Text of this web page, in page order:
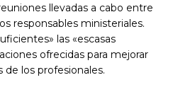
llevadas a cabo entre
responsables ministeriales.
las «escasas
ofrecidas para mejorar
de los profesionales.